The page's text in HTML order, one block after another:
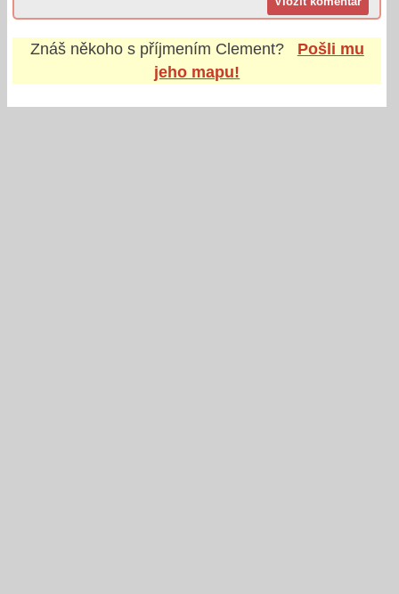
Znáš někoho s příjmením Clement?
Pošli mu
jeho mapu!